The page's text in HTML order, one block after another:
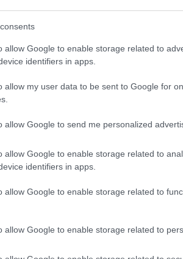
allow Google to enable storage related to
identifiers in apps.
allow my user data to be sent to Google for
allow Google to send me personalized
allow Google to enable storage related to
identifiers in apps.
allow Google to enable storage related to
allow Google to enable storage related to
αυτές αφορούν τους
τους σε σχολές και τμήματα
όπως ξένες γλώσσες,
ολοκληρώνεται σταδιακά και
εξετάσεις στα λύκεια
ενώ οι προαγωγικές και
αναμένεται να
θα χτυπήσει και το
και τα δημοτικά
θερινών διακοπών για